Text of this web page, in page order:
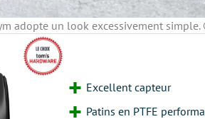
adopte un look excessivement simple.
Excellent capteur
Patins en PTFE